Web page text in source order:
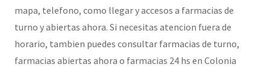
mapa, telefono, como llegar y accesos a farmacias de
turno y abiertas ahora. Si necesitas atencion fuera de
horario, tambien puedes consultar farmacias de turno,
farmacias abiertas ahora o farmacias 24 hs en Colonia